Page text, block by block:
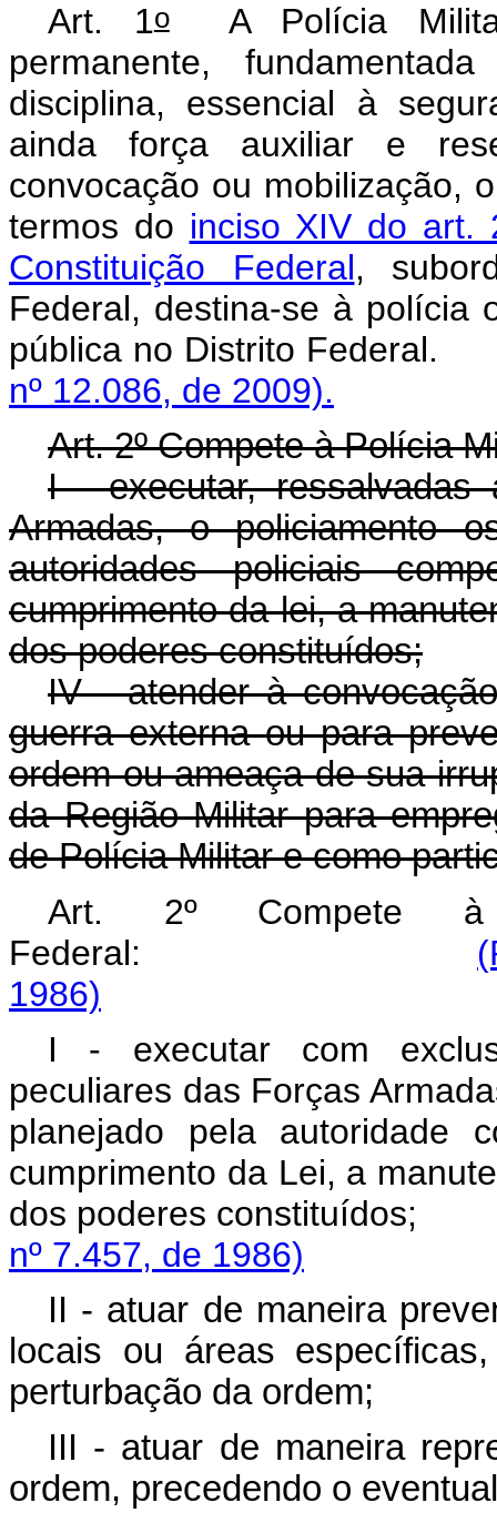
Art. 1oA Polícia Militar
permanente,
disciplina, essencial à
ainda força auxiliar e
convocação ou mobilização,
termos do inciso XIV do art.
Constituição Federal,
Federal, destina-se à polícia
pública no Distrito
nº 12.086, de 2009).
Art. 2º Compete à Polícia
I - executar, ressalvadas
Armadas, o policiamento
autoridades policiais
cumprimento da lei, a
dos poderes constituídos;
IV - atender à
guerra externa ou para
ordem ou ameaça de sua
da Região Militar para
de Polícia Militar e como
Art. 2º Compete
Federal:
1986)
I - executar com
peculiares das Forças
planejado pela autoridade
cumprimento da Lei, a
dos poderes
nº 7.457, de 1986)
II - atuar de maneira
locais ou áreas
perturbação da ordem;
III - atuar de maneira
ordem, precedendo o